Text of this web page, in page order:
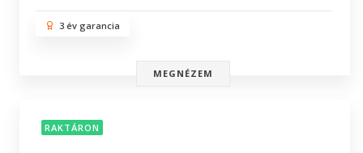
3 év garancia
MEGNÉZEM
RAKTÁRON